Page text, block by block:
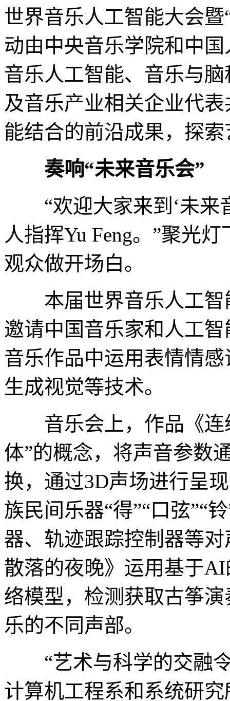
世界音乐人工智能大会
动由中央音乐学院和中
音乐人工智能、音乐与
及音乐产业相关企业代
能结合的前沿成果，探
奏响“未来音乐会”
“欢迎大家来到‘未来
人指挥Yu Feng。”聚光
观众做开场白。
本届世界音乐人工智
邀请中国音乐家和人工
音乐作品中运用表情情
生成视觉等技术。
音乐会上，作品《连
体”的概念，将声音参数
换，通过3D声场进行呈
族民间乐器“得”“口弦”“
器、轨迹跟踪控制器等
散落的夜晚》运用基于
络模型，检测获取古筝
乐的不同声部。
“艺术与科学的交融令
计算机工程系和系统研